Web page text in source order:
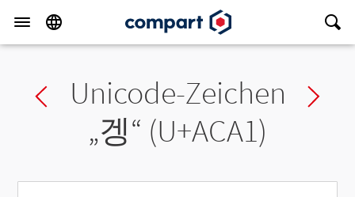
Previous char
Unicode-Zeichen
„겡“ (U+ACA1)